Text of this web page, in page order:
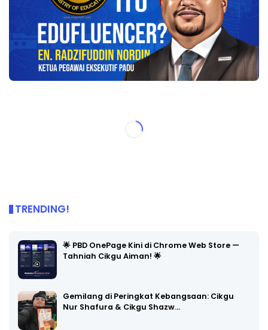
TRENDING!
🌟 PBD OnePage Kini di Chrome Web Store —
Tahniah Cikgu Aiman! 🌟
Gemilang di Peringkat Kebangsaan: Cikgu
Nur Shafura & Cikgu Shazw…